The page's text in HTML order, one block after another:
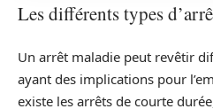
Les différents types
Un arrêt maladie peut revêtir
ayant des implications pour
existe les arrêts de courte